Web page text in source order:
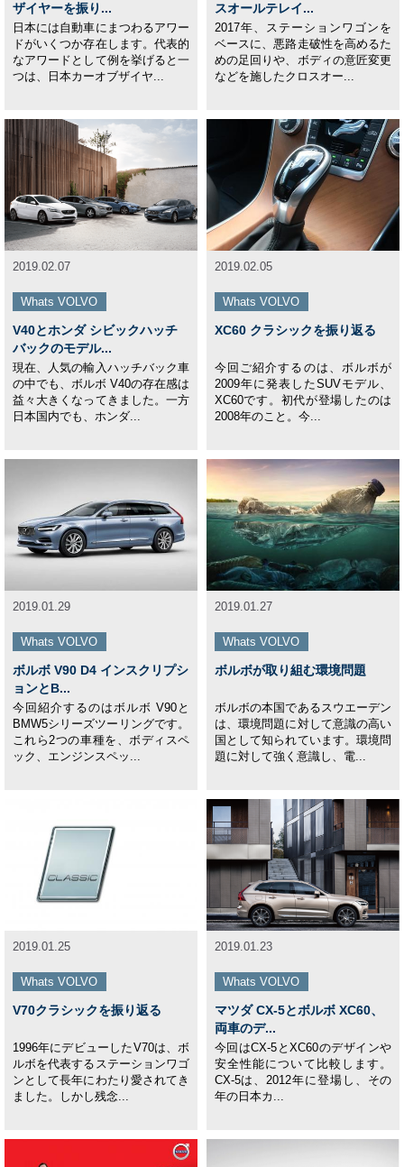
ザイヤーを振り...
日本には自動車にまつわるアワー
ドがいくつか存在します。代表的
なアワードとして例を挙げると一
つは、日本カーオブザイヤ...
スオールテレイ...
2017年、ステーションワゴンを
ベースに、悪路走破性を高めるた
めの足回りや、ボディの意匠変更
などを施したクロスオー...
2019.02.07
Whats VOLVO
V40とホンダ シビックハッチ
バックのモデル...
現在、人気の輸入ハッチバック車
の中でも、ボルボ V40の存在感は
益々大きくなってきました。一方
日本国内でも、ホンダ...
2019.02.05
Whats VOLVO
XC60 クラシックを振り返る
今回ご紹介するのは、ボルボが
2009年に発表したSUVモデル、
XC60です。初代が登場したのは
2008年のこと。今...
2019.01.29
Whats VOLVO
ボルボ V90 D4 インスクリプシ
ョンとB...
今回紹介するのはボルボ V90と
BMW5シリーズツーリングです。
これら2つの車種を、ボディスペ
ック、エンジンスペッ...
2019.01.27
Whats VOLVO
ボルボが取り組む環境問題
ボルボの本国であるスウエーデン
は、環境問題に対して意識の高い
国として知られています。環境問
題に対して強く意識し、電...
2019.01.25
Whats VOLVO
V70クラシックを振り返る
1996年にデビューしたV70は、ボ
ルボを代表するステーションワゴ
ンとして長年にわたり愛されてき
ました。しかし残念...
2019.01.23
Whats VOLVO
マツダ CX-5とボルボ XC60、
両車のデ...
今回はCX-5とXC60のデザインや
安全性能について比較します。
CX-5は、2012年に登場し、その
年の日本カ...